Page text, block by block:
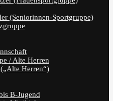
(Seniorinnen-Sportgruppe)
/ Alte Herren
Herren“)
B-Jugend